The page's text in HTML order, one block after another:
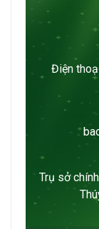
Điện
Trụ sở